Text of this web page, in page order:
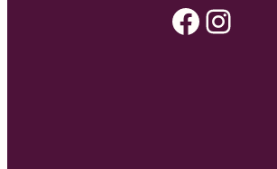
Facebook Instagram